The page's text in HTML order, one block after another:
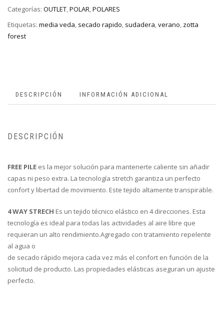
Categorías: OUTLET,POLAR,POLARES
Etiquetas: media veda, secado rapido, sudadera,verano, zotta
forest
DESCRIPCIÓN INFORMACIÓN ADICIONAL
DESCRIPCIÓN
FREE PILE es la mejor solución para mantenerte caliente sin añadir
capas ni peso extra. La tecnología stretch garantiza un perfecto
confort y libertad de movimiento. Este tejido altamente transpirable.
4 WAY STRECH Es un tejido técnico elástico en 4 direcciones. Esta
tecnología es ideal para todas las actividades al aire libre que
requieran un alto rendimiento.Agregado con tratamiento repelente
al agua o
de secado rápido mejora cada vez más el confort en función de la
solicitud de producto. Las propiedades elásticas aseguran un ajuste
perfecto.